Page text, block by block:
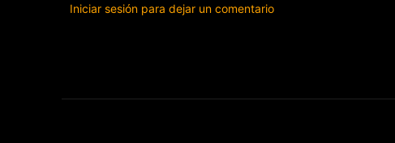
Iniciar sesión para dejar un comentario